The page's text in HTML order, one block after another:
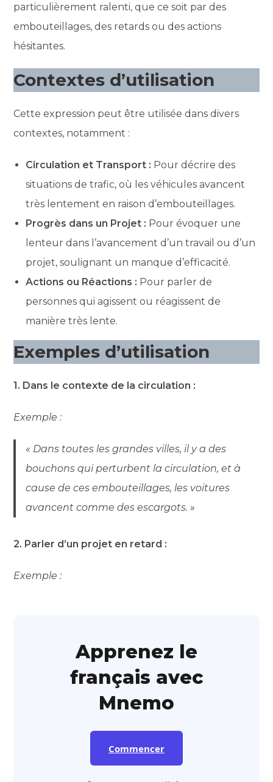
particulièrement ralenti, que ce soit par des
embouteillages, des retards ou des actions
hésitantes.
Contextes d’utilisation
Cette expression peut être utilisée dans divers
contextes, notamment :
Circulation et Transport : Pour décrire des
situations de trafic, où les véhicules avancent
très lentement en raison d’embouteillages.
Progrès dans un Projet : Pour évoquer une
lenteur dans l’avancement d’un travail ou d’un
projet, soulignant un manque d’efficacité.
Actions ou Réactions : Pour parler de
personnes qui agissent ou réagissent de
manière très lente.
Exemples d’utilisation
1. Dans le contexte de la circulation :
Exemple :
« Dans toutes les grandes villes, il y a des
bouchons qui perturbent la circulation, et à
cause de ces embouteillages, les voitures
avancent comme des escargots. »
2. Parler d’un projet en retard :
Exemple :
Apprenez le
français avec
Mnemo
Commencer